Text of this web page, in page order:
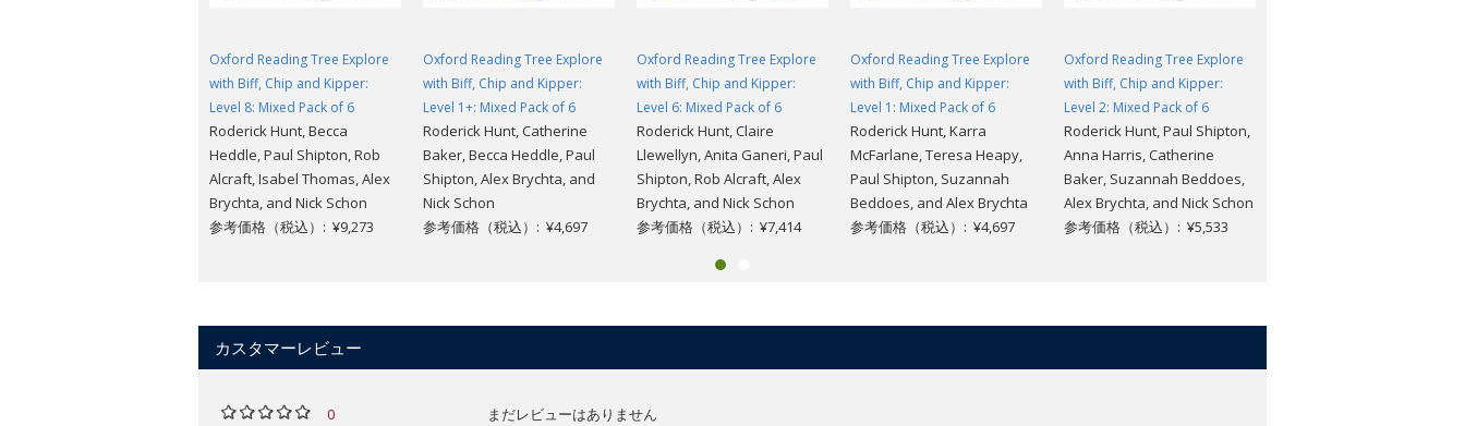
Oxford Reading Tree Explore
with Biff, Chip and Kipper:
Level 8: Mixed Pack of 6
Roderick Hunt, Becca
Heddle, Paul Shipton, Rob
Alcraft, Isabel Thomas, Alex
Brychta, and Nick Schon
参考価格（税込）: ¥9,273
Oxford Reading Tree Explore
with Biff, Chip and Kipper:
Level 1+: Mixed Pack of 6
Roderick Hunt, Catherine
Baker, Becca Heddle, Paul
Shipton, Alex Brychta, and
Nick Schon
参考価格（税込）: ¥4,697
Oxford Reading Tree Explore
with Biff, Chip and Kipper:
Level 6: Mixed Pack of 6
Roderick Hunt, Claire
Llewellyn, Anita Ganeri, Paul
Shipton, Rob Alcraft, Alex
Brychta, and Nick Schon
参考価格（税込）: ¥7,414
Oxford Reading Tree Explore
with Biff, Chip and Kipper:
Level 1: Mixed Pack of 6
Roderick Hunt, Karra
McFarlane, Teresa Heapy,
Paul Shipton, Suzannah
Beddoes, and Alex Brychta
参考価格（税込）: ¥4,697
Oxford Reading Tree Explore
with Biff, Chip and Kipper:
Level 2: Mixed Pack of 6
Roderick Hunt, Paul Shipton,
Anna Harris, Catherine
Baker, Suzannah Beddoes,
Alex Brychta, and Nick Schon
参考価格（税込）: ¥5,533
カスタマーレビュー
0
まだレビューはありません